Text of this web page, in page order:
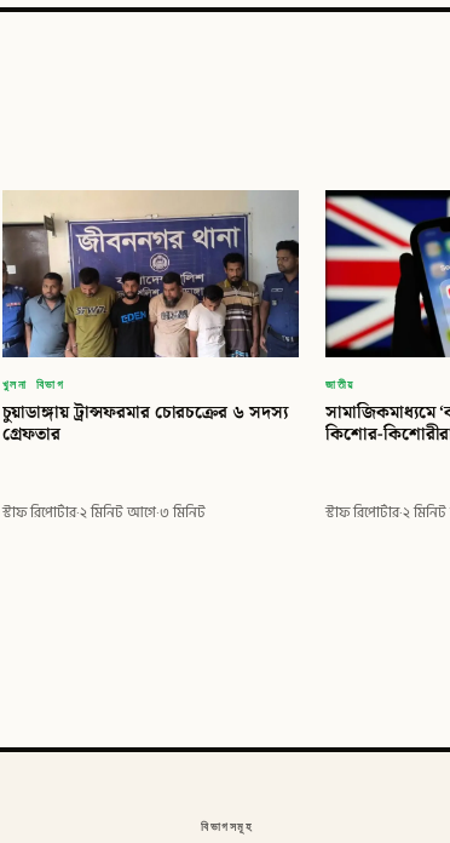
খুলনা বিভাগ
চুয়াডাঙ্গায় ট্রান্সফরমার চোরচক্রের ৬ সদস্য
গ্রেফতার
স্টাফ রিপোর্টার·২ মিনিট আগে·৩ মিনিট
জাতীয়
সামাজিকমাধ্যমে
কিশোর-
স্টাফ রিপোর্টার·২
বিভাগসমূহ